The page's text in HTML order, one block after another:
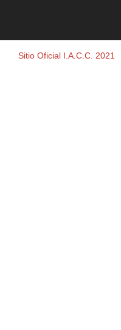
Sitio Oficial I.A.C.C. 2021